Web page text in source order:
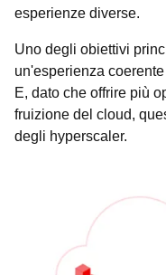
esperienze diverse.
Uno degli obiettivi
un'esperienza
E, dato che offrire più
fruizione del cloud,
degli hyperscaler.